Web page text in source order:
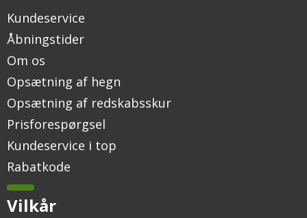
Kundeservice
Åbningstider
Om os
Opsætning af hegn
Opsætning af redskabsskur
Prisforespørgsel
Kundeservice i top
Rabatkode
Vilkår